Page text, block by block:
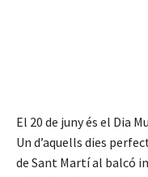
El 20 de juny és el Dia
Un d’aquells dies
de Sant Martí al balcó